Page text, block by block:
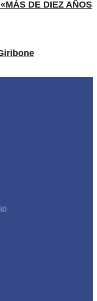
DE DIEZ AÑOS